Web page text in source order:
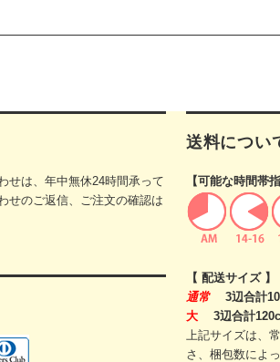
せは、年中無休24時間承って
せのご返信、ご注文の確認は
送料につい
【可能な時間帯指
【 配送サイズ 】
通常
3辺合計
大
3辺合計
上記サイズは、
さ、梱包数によ